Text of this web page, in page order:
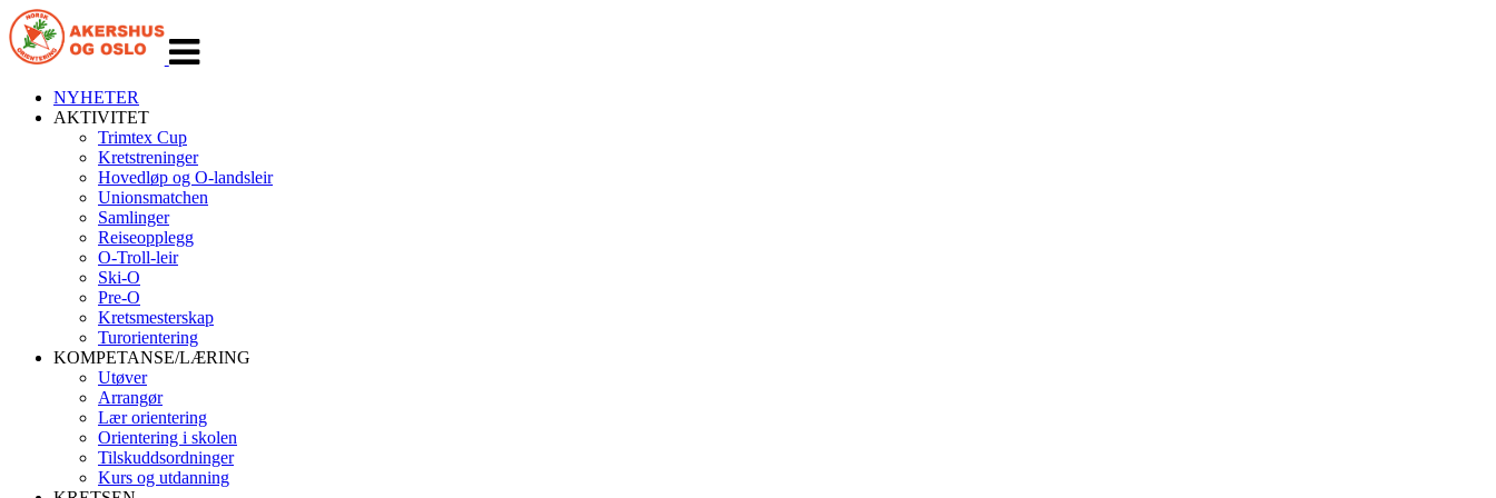
navigasjon
NYHETER
AKTIVITET
Trimtex Cup
Kretstreninger
Hovedløp og O-landsleir
Unionsmatchen
Samlinger
Reiseopplegg
O-Troll-leir
Ski-O
Pre-O
Kretsmesterskap
Turorientering
KOMPETANSE/LÆRING
Utøver
Arrangør
Lær orientering
Orientering i skolen
Tilskuddsordninger
Kurs og utdanning